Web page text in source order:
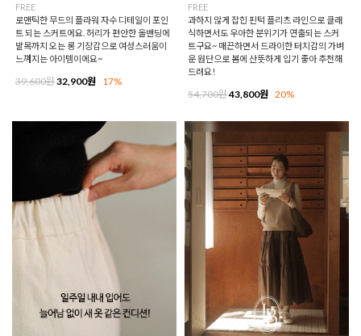
FREE
로맨틱한 무드의 플라워 자수 디테일이 포인
트 되는 스커트에요. 허리가 편안한 올밴딩에
발목까지 오는 롱 기장감으로 여성스러움이
느껴지는 아이템이에요~
39,600원32,900원 17%
FREE
과하지 않게 잡힌 핀턱 플리츠 라인으로 클래
식하면서도 우아한 분위기가 연출되는 스커
트구요~ 매끈하면서 드라이한 터치감의 가벼
운 원단으로 봄에 산뜻하게 입기 좋아 추천해
드려요!
54,700원43,800원 20%